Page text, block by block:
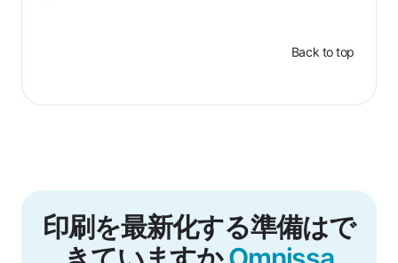
Back to top
印刷を最新化する準備はで